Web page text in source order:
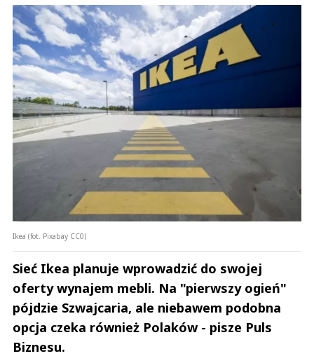
Ikea (fot. Pixabay CC0)
Sieć Ikea planuje wprowadzić do swojej
oferty wynajem mebli. Na "pierwszy ogień"
pójdzie Szwajcaria, ale niebawem podobna
opcja czeka również Polaków - pisze Puls
Biznesu.